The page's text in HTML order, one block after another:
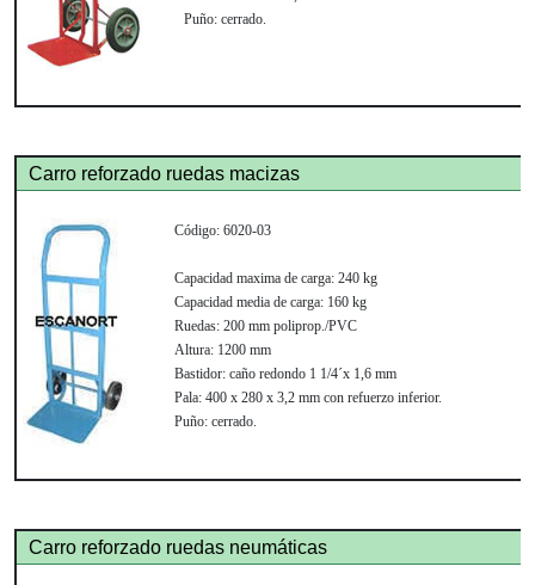
Puño: cerrado.
Carro reforzado ruedas macizas
Código: 6020-03
Capacidad maxima de carga: 240 kg
Capacidad media de carga: 160 kg
Ruedas: 200 mm poliprop./PVC
Altura: 1200 mm
Bastidor: caño redondo 1 1/4´x 1,6 mm
Pala: 400 x 280 x 3,2 mm con refuerzo inferior.
Puño: cerrado.
Carro reforzado ruedas neumáticas